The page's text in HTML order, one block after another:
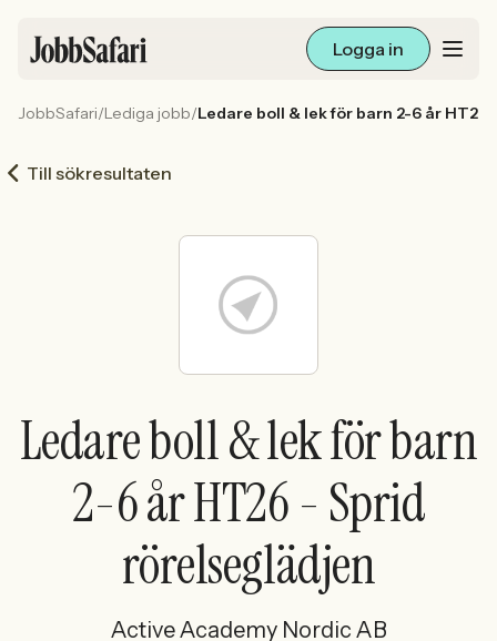
Logga in
Arbetsliv och karriär
För arbetsgivare
Sök med AI
Ny här? Skapa konto
JobbSafari/Lediga jobb/Ledare boll & lek för barn 2-6 år
Till sökresultaten
Ledare boll & lek för barn
2-6 år HT26 - Sprid
rörelseglädjen
Active Academy Nordic AB